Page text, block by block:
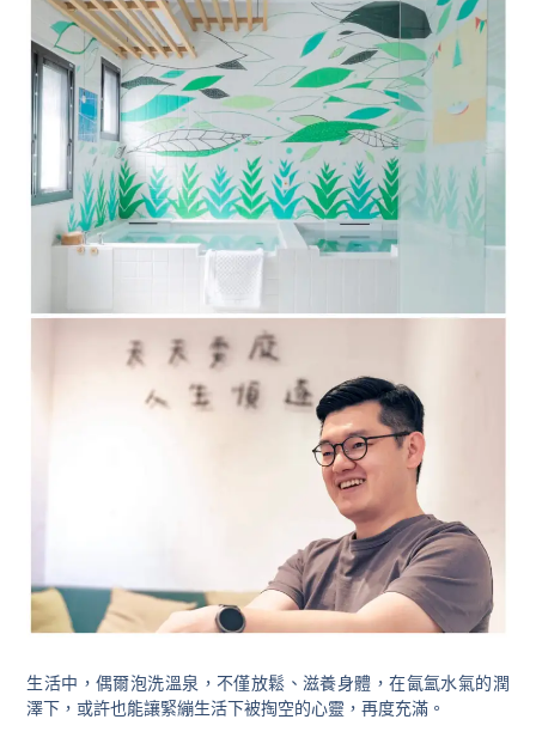
生活中，偶爾泡洗溫泉，不僅放鬆、滋養身體，在氤氳水氣的潤
澤下，或許也能讓緊繃生活下被掏空的心靈，再度充滿。